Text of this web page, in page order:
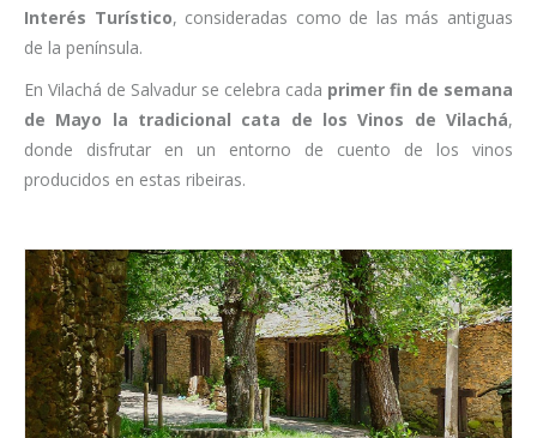
Interés Turístico, consideradas como de las más antiguas
de la península.
En Vilachá de Salvadur se celebra cada primer fin de semana
de Mayo la tradicional cata de los Vinos de Vilachá,
donde disfrutar en un entorno de cuento de los vinos
producidos en estas ribeiras.